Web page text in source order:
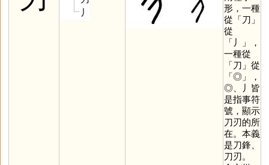
丿
形，一種
從「刀 」
從
「 丿
」，
一種從
「刀 」從
「◎」，
◎、丿皆
是指事符
號，顯示
刀刃的所
在。本義
是刀鋒、
刀刃。